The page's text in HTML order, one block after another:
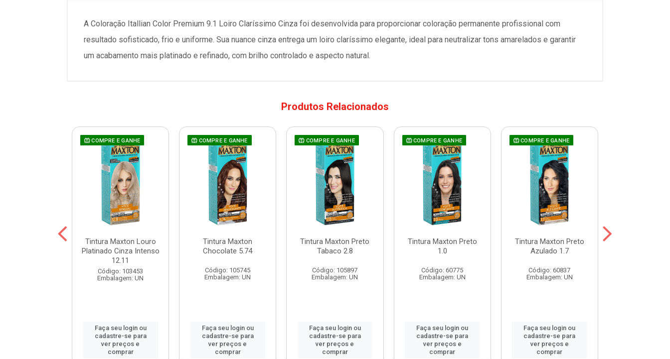
A Coloração Itallian Color Premium 9.1 Loiro Claríssimo Cinza foi desenvolvida para proporcionar coloração permanente profissional com
resultado sofisticado, frio e uniforme. Sua nuance cinza entrega um loiro claríssimo elegante, ideal para neutralizar tons amarelados e garantir
um acabamento mais platinado e refinado, com brilho controlado e aspecto natural.
Produtos Relacionados
COMPRE E GANHE
Tintura Maxton Louro
Platinado Cinza Intenso
12.11
Código: 103453
Embalagem: UN
Faça seu login ou
cadastre-se para
ver preços e
comprar
COMPRE E GANHE
Tintura Maxton
Chocolate 5.74
Código: 105745
Embalagem: UN
Faça seu login ou
cadastre-se para
ver preços e
comprar
COMPRE E GANHE
Tintura Maxton Preto
Tabaco 2.8
Código: 105897
Embalagem: UN
Faça seu login ou
cadastre-se para
ver preços e
comprar
COMPRE E GANHE
Tintura Maxton Preto
1.0
Código: 60775
Embalagem: UN
Faça seu login ou
cadastre-se para
ver preços e
comprar
COMPRE E GANHE
Tintura Maxton Preto
Azulado 1.7
Código: 60837
Embalagem: UN
Faça seu login ou
cadastre-se para
ver preços e
comprar